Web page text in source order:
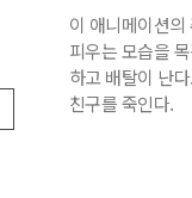
이 애니메이션의
피우는 모습을
하고 배탈이 난
친구를 죽인다.